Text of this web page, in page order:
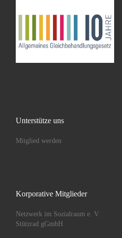
Unterstütze uns
Mitglied werden
Korporative Mitglieder
Netzwerk im Sozialraum e. V.
Stützrad gGmbH